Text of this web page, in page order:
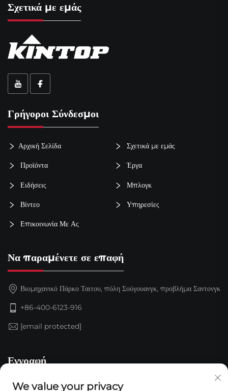
Σχετικά με εμάς
Γρήγοροι Σύνδεσμοι
Αρχική Σελίδα Σχετικά με εμάς
Προϊόντα Έργα
Ειδήσεις Μπλογκ
Βίντεο Υπηρεσίες
Επικοινωνία Με Ας
Να παραμένετε σε επαφή
Βιομηχανικό Πάρκο Ταιτου, πόλη Σούγουανγκ, προβλήμα Σαντονγκ
+86-400-6123-916
[email protected]
Εγγραφή
We value your privacy